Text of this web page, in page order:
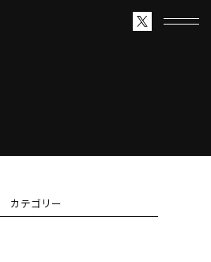
カテゴリー